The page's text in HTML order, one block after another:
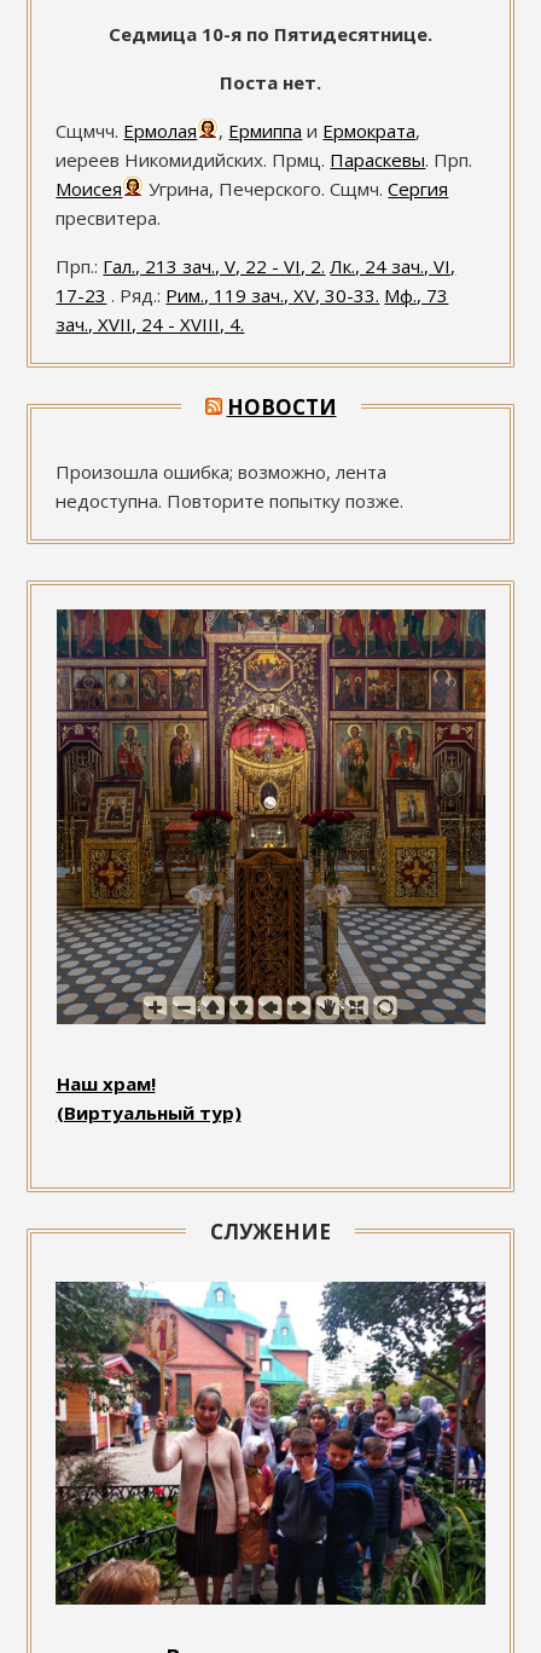
Седмица 10-я по Пятидесятнице.
Поста нет.
Сщмчч. Ермолая , Ермиппа и Ермократа,
иереев Никомидийских. Прмц. Параскевы. Прп.
Моисея
Угрина, Печерского. Сщмч.Сергия
пресвитера.
Прп.: Гал., 213 зач., V, 22 - VI, 2. Лк., 24 зач., VI,
17-23 . Ряд.: Рим., 119 зач., XV, 30-33. Мф., 73
зач., XVII, 24 - XVIII, 4.
НОВОСТИ
Произошла ошибка; возможно, лента
недоступна. Повторите попытку позже.
Наш храм!
(Виртуальный тур)
СЛУЖЕНИЕ